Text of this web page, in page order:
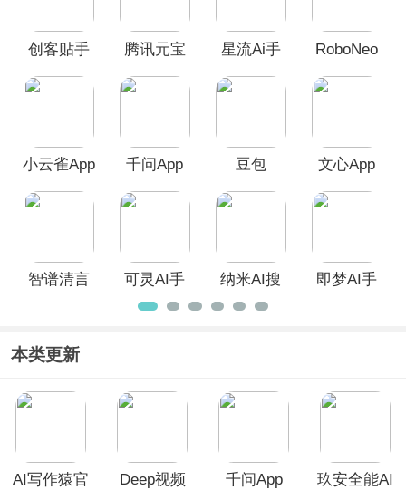
即梦AI、文小言、可灵AI、问小白
APP、千问APP、腾讯元宝APP等软
迎广大用户前来本站免费下载体验！
创客贴手
腾讯元宝
星流Ai手
RoboNeo
小云雀App 千问App 豆包 文心App
智谱清言
可灵AI手
机版
纳米AI搜
索
即梦AI手
本类更新
AI写作猿官
Deep视频
千问App
玖安全能AI